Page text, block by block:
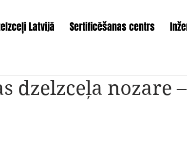
Latvijā Sertificēšanas centrs
dzelzceļa nozare